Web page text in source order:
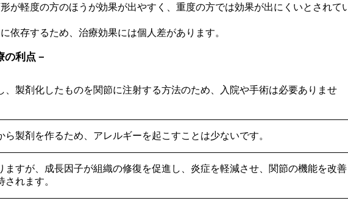
が軽度の方のほうが効果が出やすく、重度の方では効果が出にくいとされて
依存するため、治療効果には個人差があります。
の利点－
、製剤化したものを関節に注射する方法のため、入院や手術は必要ありませ
ら製剤を作るため、アレルギーを起こすことは少ないです。
ますが、成長因子が組織の修復を促進し、炎症を軽減させ、関節の機能を改善
れます。